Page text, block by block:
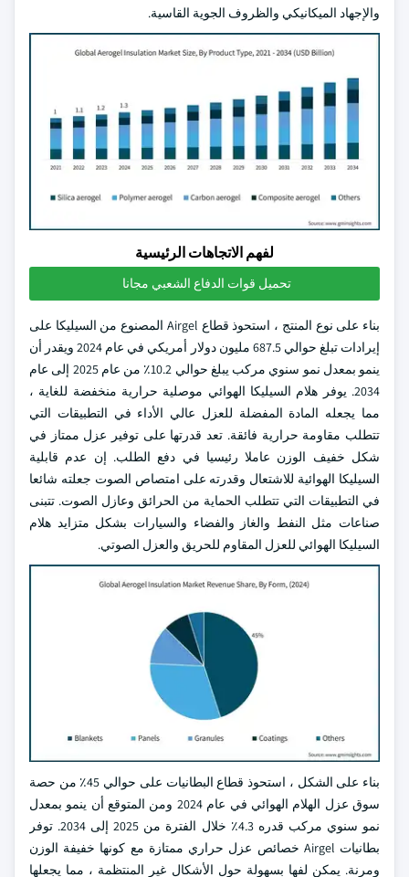
والإجهاد الميكانيكي والظروف الجوية القاسية.
لفهم الاتجاهات الرئيسية
تحميل قوات الدفاع الشعبي مجانا
بناء على نوع المنتج ، استحوذ قطاع Airgel المصنوع من السيليكا على
إيرادات تبلغ حوالي 687.5 مليون دولار أمريكي في عام 2024 ويقدر أن
ينمو بمعدل نمو سنوي مركب يبلغ حوالي 10.2٪ من عام 2025 إلى عام
2034. يوفر هلام السيليكا الهوائي موصلية حرارية منخفضة للغاية ،
مما يجعله المادة المفضلة للعزل عالي الأداء في التطبيقات التي
تتطلب مقاومة حرارية فائقة. تعد قدرتها على توفير عزل ممتاز في
شكل خفيف الوزن عاملا رئيسيا في دفع الطلب. إن عدم قابلية
السيليكا الهوائية للاشتعال وقدرته على امتصاص الصوت جعلته شائعا
في التطبيقات التي تتطلب الحماية من الحرائق وعازل الصوت. تتبنى
صناعات مثل النفط والغاز والفضاء والسيارات بشكل متزايد هلام
السيليكا الهوائي للعزل المقاوم للحريق والعزل الصوتي.
بناء على الشكل ، استحوذ قطاع البطانيات على حوالي 45٪ من حصة
سوق عزل الهلام الهوائي في عام 2024 ومن المتوقع أن ينمو بمعدل
نمو سنوي مركب قدره 4.3٪ خلال الفترة من 2025 إلى 2034. توفر
بطانيات Airgel خصائص عزل حراري ممتازة مع كونها خفيفة الوزن
ومرنة. يمكن لفها بسهولة حول الأشكال غير المنتظمة ، مما يجعلها